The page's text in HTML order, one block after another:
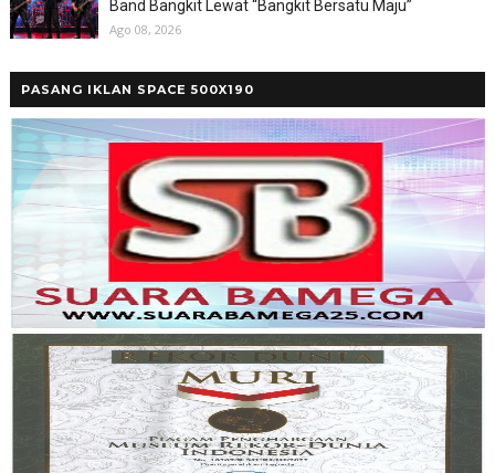
Band Bangkit Lewat “Bangkit Bersatu Maju”
Ago 08, 2026
PASANG IKLAN SPACE 500X190